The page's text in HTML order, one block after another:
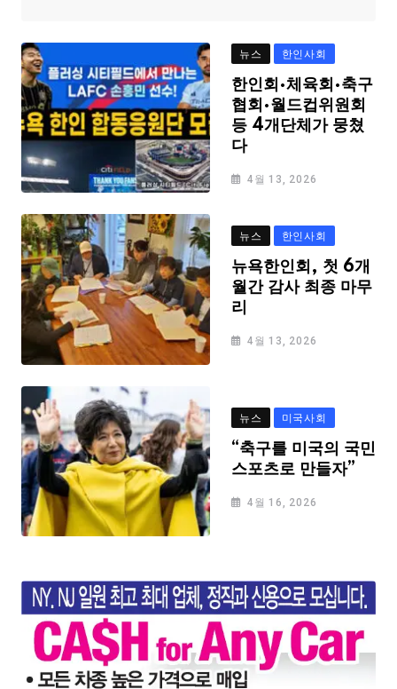
뉴스 한인사회
한인회·체육회·축구
협회·월드컵위원회
등 4개단체가 뭉쳤
다
4월 13, 2026
뉴스 한인사회
뉴욕한인회, 첫 6개
월간 감사 최종 마무
리
4월 13, 2026
뉴스 미국사회
“축구를 미국의 국민
스포츠로 만들자”
4월 16, 2026